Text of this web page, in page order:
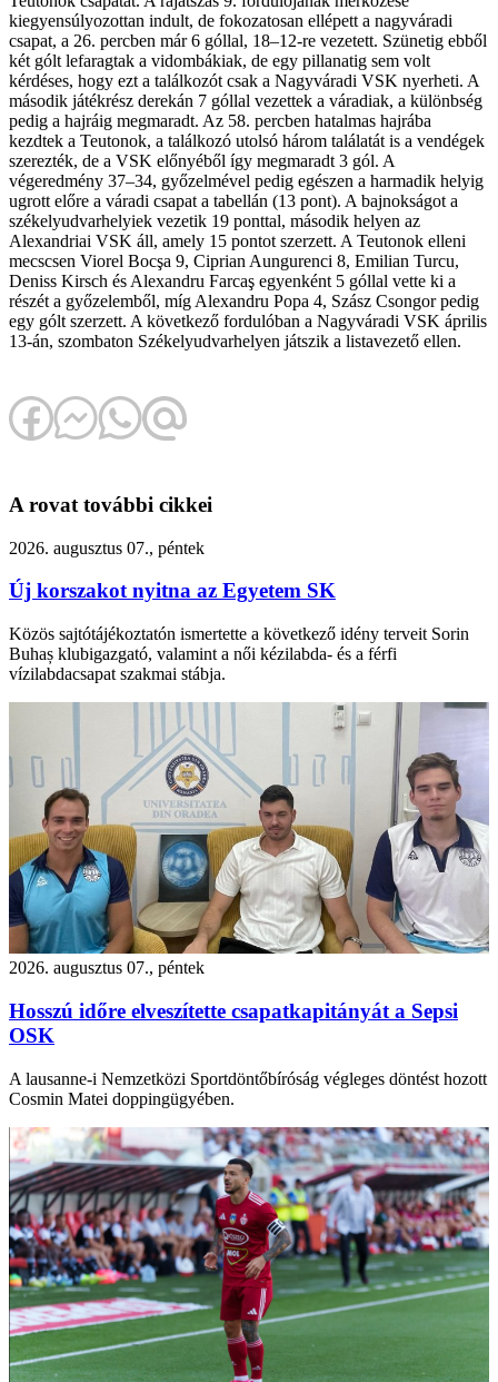
kiegyensúlyozottan indult, de fokozatosan ellépett a nagyváradi
csapat, a 26. percben már 6 góllal, 18–12-re vezetett. Szünetig ebből
két gólt lefaragtak a vidombákiak, de egy pillanatig sem volt
kérdéses, hogy ezt a találkozót csak a Nagyváradi VSK nyerheti. A
második játékrész derekán 7 góllal vezettek a váradiak, a különbség
pedig a hajráig megmaradt. Az 58. percben hatalmas hajrába
kezdtek a Teutonok, a találkozó utolsó három találatát is a vendégek
szerezték, de a VSK előnyéből így megmaradt 3 gól. A
végeredmény 37–34, győzelmével pedig egészen a harmadik helyig
ugrott előre a váradi csapat a tabellán (13 pont). A bajnokságot a
székelyudvarhelyiek vezetik 19 ponttal, második helyen az
Alexandriai VSK áll, amely 15 pontot szerzett. A Teutonok elleni
mecscsen Viorel Bocşa 9, Ciprian Aungurenci 8, Emilian Turcu,
Deniss Kirsch és Alexandru Farcaş egyenként 5 góllal vette ki a
részét a győzelemből, míg Alexandru Popa 4, Szász Csongor pedig
egy gólt szerzett. A következő fordulóban a Nagyváradi VSK április
13-án, szombaton Székelyudvarhelyen játszik a listavezető ellen.
A rovat további cikkei
2026. augusztus 07., péntek
Új korszakot nyitna az Egyetem SK
Közös sajtótájékoztatón ismertette a következő idény terveit Sorin
Buhaș klubigazgató, valamint a női kézilabda- és a férfi
vízilabdacsapat szakmai stábja.
2026. augusztus 07., péntek
Hosszú időre elveszítette csapatkapitányát a Sepsi
OSK
A lausanne-i Nemzetközi Sportdöntőbíróság végleges döntést hozott
Cosmin Matei doppingügyében.